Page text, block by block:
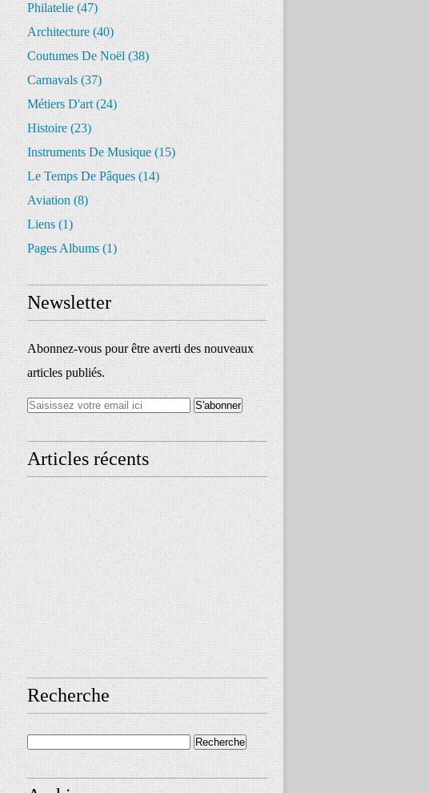
Philatelie(47)
Architecture(40)
Coutumes De Noël(38)
Carnavals(37)
Métiers D'art(24)
Histoire(23)
Instruments De Musique(15)
Le Temps De Pâques(14)
Aviation(8)
Liens(1)
Pages Albums(1)
Newsletter
Abonnez-vous pour être averti des nouveaux
articles publiés.
Articles récents
Recherche